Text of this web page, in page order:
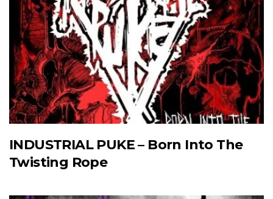
INDUSTRIAL PUKE – Born Into The
Twisting Rope